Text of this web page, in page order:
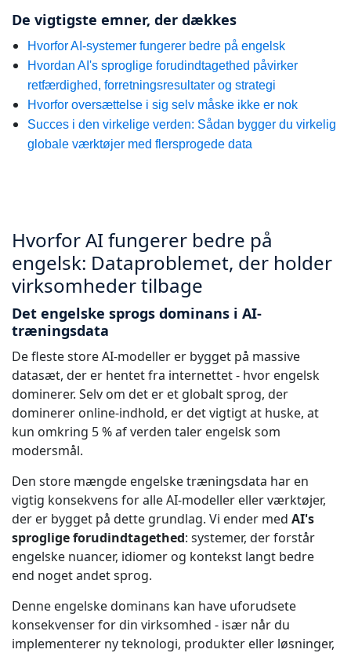
Alle brancher
De vigtigste emner, der dækkes
Hvorfor AI-systemer fungerer bedre på engelsk
Hvordan AI's sproglige forudindtagethed påvirker
retfærdighed, forretningsresultater og strategi
Hvorfor oversættelse i sig selv måske ikke er nok
Succes i den virkelige verden: Sådan bygger du virkelig
globale værktøjer med flersprogede data
Hvorfor AI fungerer bedre på
engelsk: Dataproblemet, der holder
virksomheder tilbage
Det engelske sprogs dominans i AI-
træningsdata
De fleste store AI-modeller er bygget på massive
datasæt, der er hentet fra internettet - hvor engelsk
dominerer. Selv om det er et globalt sprog, der
dominerer online-indhold, er det vigtigt at huske, at
kun omkring 5 % af verden taler engelsk som
modersmål.
Den store mængde engelske træningsdata har en
vigtig konsekvens for alle AI-modeller eller værktøjer,
der er bygget på dette grundlag. Vi ender med AI's
sproglige forudindtagethed: systemer, der forstår
engelske nuancer, idiomer og kontekst langt bedre
end noget andet sprog.
Denne engelske dominans kan have uforudsete
konsekvenser for din virksomhed - især når du
implementerer ny teknologi, produkter eller løsninger,